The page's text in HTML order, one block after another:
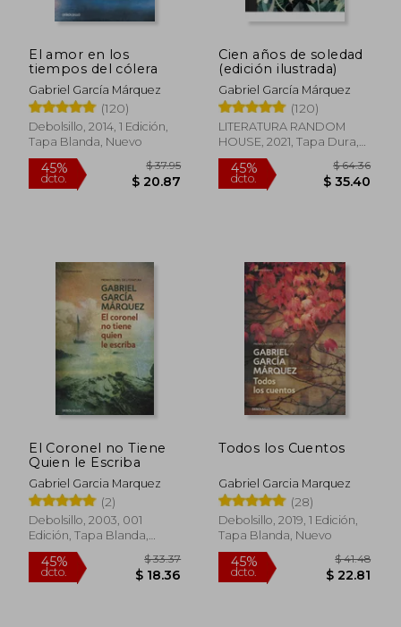
dcto. $
El amor en los
tiempos del cólera
Gabriel García Márquez
(120)
Debolsillo, 2014, 1 Edición,
Tapa Blanda, Nuevo
dcto. $ 20.87
Cien años de soledad
(edición ilustrada)
Gabriel García Márquez
(120)
LITERATURA RANDOM
HOUSE, 2021, Tapa Dura,
Nuevo
dcto.
El Coronel no Tiene
Quien le Escriba
Gabriel Garcia Marquez
(2)
Debolsillo, 2003, 001
Edición, Tapa Blanda,
Nuevo
Todos los Cuentos
Gabriel Garcia Marquez
(28)
Debolsillo, 2019, 1 Edición,
Tapa Blanda, Nuevo